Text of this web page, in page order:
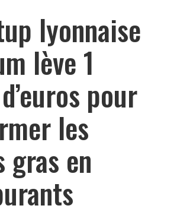
lyonnaise
lève 1
pour
les
gras en